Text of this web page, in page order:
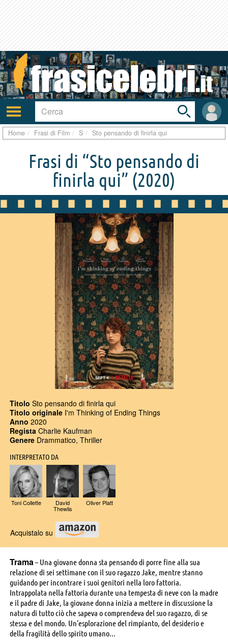
Attiva/disattiva
navigazione
User
area
Toggle
search
bar
Home Frasi di Film S Sto pensando di finirla qui
Frasi di “Sto pensando di
finirla qui” (2020)
Titolo Sto pensando di finirla qui
Titolo originale I'm Thinking of Ending Things
Anno 2020
Regista Charlie Kaufman
Genere Drammatico, Thriller
INTERPRETATO DA
Toni Collette David
Thewlis
Oliver Platt
Acquistalo su
Trama – Una giovane donna sta pensando di porre fine alla sua
relazione di sei settimane con il suo ragazzo Jake, mentre stanno
guidando per incontrare i suoi genitori nella loro fattoria.
Intrappolata nella fattoria durante una tempesta di neve con la madre
e il padre di Jake, la giovane donna inizia a mettere in discussione la
natura di tutto ciò che sapeva o comprendeva del suo ragazzo, di se
stessa e del mondo. Un'esplorazione del rimpianto, del desiderio e
della fragilità dello spirito umano...